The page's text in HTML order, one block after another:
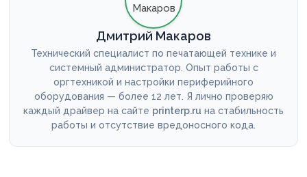
Дмитрий Макаров
Технический специалист по печатающей технике и
системный администратор. Опыт работы с
оргтехникой и настройки периферийного
оборудования — более 12 лет. Я лично проверяю
каждый драйвер на сайте printerp.ru на стабильность
работы и отсутствие вредоносного кода.